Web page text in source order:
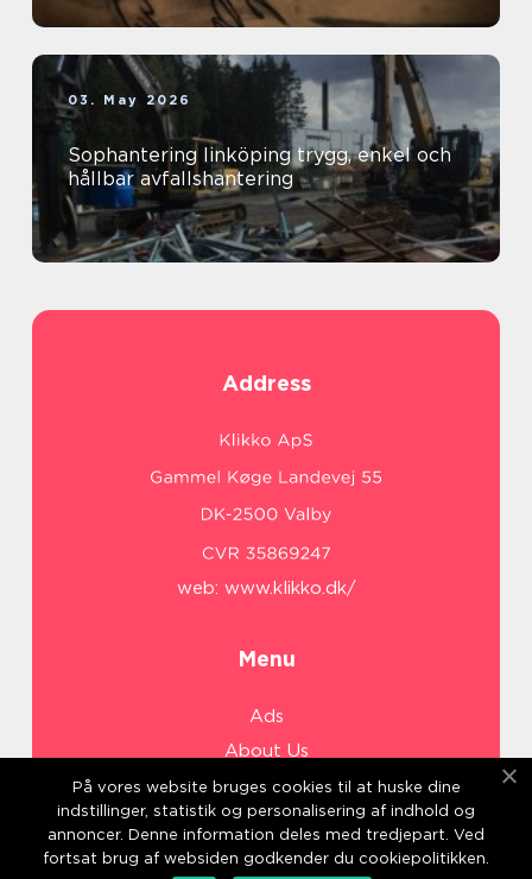
03. May 2026
Sophantering linköping trygg, enkel och
hållbar avfallshantering
Address
web: www.klikko.dk/
Menu
Ads
About Us
Cookies
Contact
Sitemap
På vores website bruges cookies til at huske dine
indstillinger, statistik og personalisering af indhold og
annoncer. Denne information deles med tredjepart. Ved
fortsat brug af websiden godkender du cookiepolitikken.